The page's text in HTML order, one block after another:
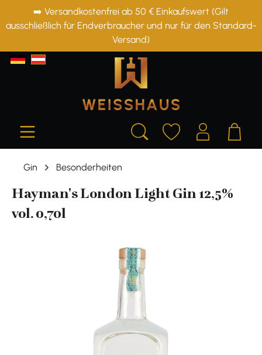
springen
➡️ Versandkostenfrei ab 50 € Einkaufswert (Gilt
ausschließlich für Endverbraucher und nur für den Standard-
Versand)
Gin Besonderheiten
Hayman's London Light Gin 12,5%
vol. 0,70l
Bildergalerie überspringen